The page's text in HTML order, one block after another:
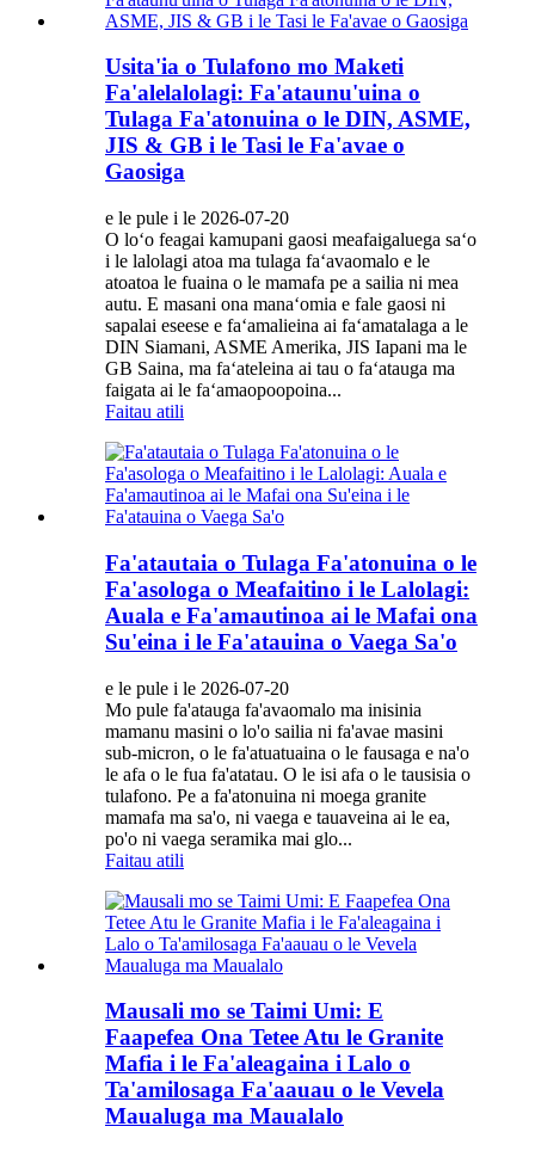
Usita'ia o Tulafono mo Maketi
Fa'alelalolagi: Fa'ataunu'uina o
Tulaga Fa'atonuina o le DIN, ASME,
JIS & GB i le Tasi le Fa'avae o
Gaosiga
e le pule i le 2026-07-20
O loʻo feagai kamupani gaosi meafaigaluega saʻo
i le lalolagi atoa ma tulaga faʻavaomalo e le
atoatoa le fuaina o le mamafa pe a sailia ni mea
autu. E masani ona manaʻomia e fale gaosi ni
sapalai eseese e faʻamalieina ai faʻamatalaga a le
DIN Siamani, ASME Amerika, JIS Iapani ma le
GB Saina, ma faʻateleina ai tau o faʻatauga ma
faigata ai le faʻamaopoopoina...
Faitau atili
Fa'atautaia o Tulaga Fa'atonuina o le
Fa'asologa o Meafaitino i le Lalolagi:
Auala e Fa'amautinoa ai le Mafai ona
Su'eina i le Fa'atauina o Vaega Sa'o
e le pule i le 2026-07-20
Mo pule fa'atauga fa'avaomalo ma inisinia
mamanu masini o lo'o sailia ni fa'avae masini
sub-micron, o le fa'atuatuaina o le fausaga e na'o
le afa o le fua fa'atatau. O le isi afa o le tausisia o
tulafono. Pe a fa'atonuina ni moega granite
mamafa ma sa'o, ni vaega e tauaveina ai le ea,
po'o ni vaega seramika mai glo...
Faitau atili
Mausali mo se Taimi Umi: E
Faapefea Ona Tetee Atu le Granite
Mafia i le Fa'aleagaina i Lalo o
Ta'amilosaga Fa'aauau o le Vevela
Maualuga ma Maualalo